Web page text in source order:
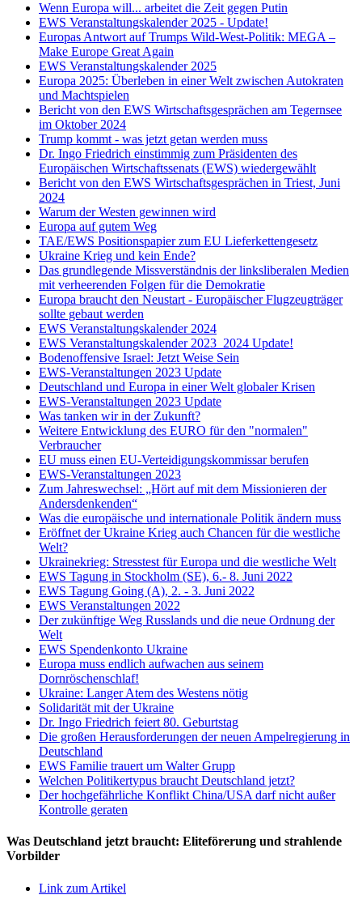
Wenn Europa will... arbeitet die Zeit gegen Putin
EWS Veranstaltungskalender 2025 - Update!
Europas Antwort auf Trumps Wild-West-Politik: MEGA –
Make Europe Great Again
EWS Veranstaltungskalender 2025
Europa 2025: Überleben in einer Welt zwischen Autokraten
und Machtspielen
Bericht von den EWS Wirtschaftsgesprächen am Tegernsee
im Oktober 2024
Trump kommt - was jetzt getan werden muss
Dr. Ingo Friedrich einstimmig zum Präsidenten des
Europäischen Wirtschaftssenats (EWS) wiedergewählt
Bericht von den EWS Wirtschaftsgesprächen in Triest, Juni
2024
Warum der Westen gewinnen wird
Europa auf gutem Weg
TAE/EWS Positionspapier zum EU Lieferkettengesetz
Ukraine Krieg und kein Ende?
Das grundlegende Missverständnis der linksliberalen Medien
mit verheerenden Folgen für die Demokratie
Europa braucht den Neustart - Europäischer Flugzeugträger
sollte gebaut werden
EWS Veranstaltungskalender 2024
EWS Veranstaltungskalender 2023_2024 Update!
Bodenoffensive Israel: Jetzt Weise Sein
EWS-Veranstaltungen 2023 Update
Deutschland und Europa in einer Welt globaler Krisen
EWS-Veranstaltungen 2023 Update
Was tanken wir in der Zukunft?
Weitere Entwicklung des EURO für den "normalen"
Verbraucher
EU muss einen EU-Verteidigungskommissar berufen
EWS-Veranstaltungen 2023
Zum Jahreswechsel: „Hört auf mit dem Missionieren der
Andersdenkenden“
Was die europäische und internationale Politik ändern muss
Eröffnet der Ukraine Krieg auch Chancen für die westliche
Welt?
Ukrainekrieg: Stresstest für Europa und die westliche Welt
EWS Tagung in Stockholm (SE), 6.- 8. Juni 2022
EWS Tagung Going (A), 2. - 3. Juni 2022
EWS Veranstaltungen 2022
Der zukünftige Weg Russlands und die neue Ordnung der
Welt
EWS Spendenkonto Ukraine
Europa muss endlich aufwachen aus seinem
Dornröschenschlaf!
Ukraine: Langer Atem des Westens nötig
Solidarität mit der Ukraine
Dr. Ingo Friedrich feiert 80. Geburtstag
Die großen Herausforderungen der neuen Ampelregierung in
Deutschland
EWS Familie trauert um Walter Grupp
Welchen Politikertypus braucht Deutschland jetzt?
Der hochgefährliche Konflikt China/USA darf nicht außer
Kontrolle geraten
Was Deutschland jetzt braucht: Eliteförerung und strahlende
Vorbilder
Link zum Artikel